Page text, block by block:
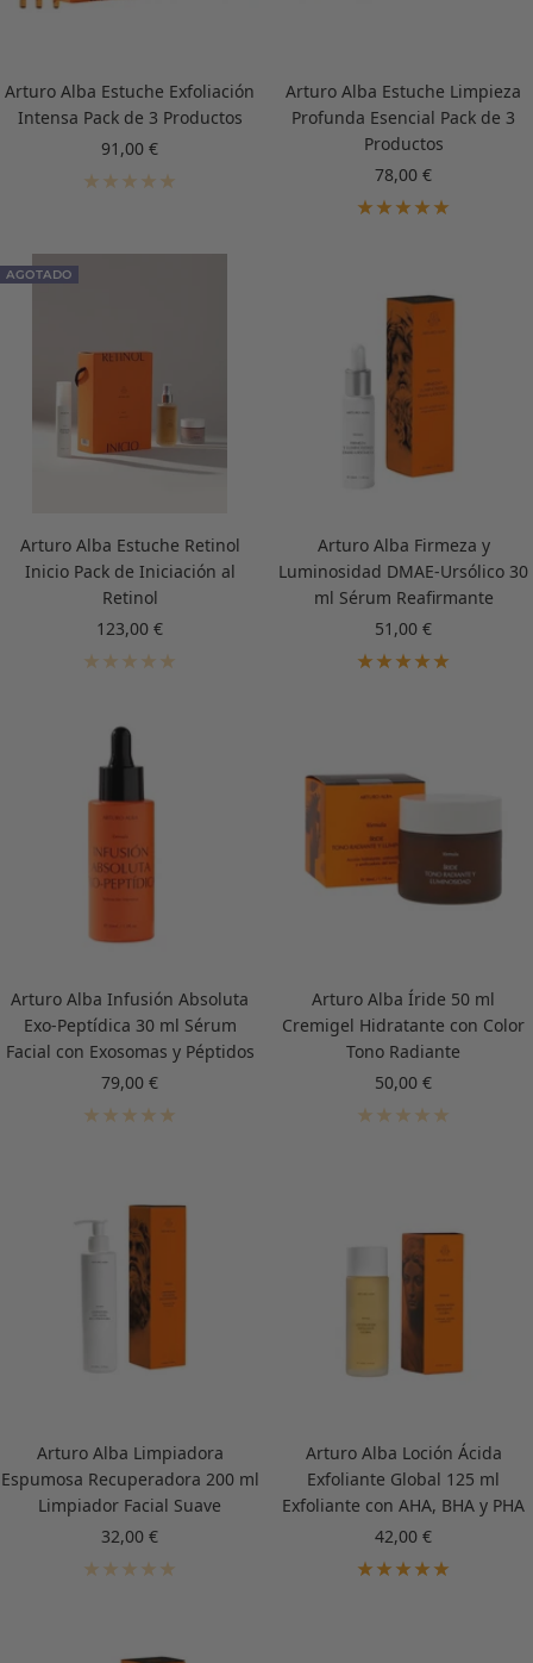
Arturo Alba Estuche Exfoliación
Intensa Pack de 3 Productos
Precio
de
91,00 €
Arturo Alba Estuche Limpieza
Profunda Esencial Pack de 3
Productos
Precio
de
78,00 €
AGOTADO
Arturo Alba Estuche Retinol
Inicio Pack de Iniciación al
Retinol
Precio
de
123,00 €
Arturo Alba Firmeza y
Luminosidad DMAE-Ursólico 30
ml Sérum Reafirmante
Precio
de
51,00 €
Arturo Alba Infusión Absoluta
Exo-Peptídica 30 ml Sérum
Facial con Exosomas y Péptidos
Precio
de
79,00 €
Arturo Alba Íride 50 ml
Cremigel Hidratante con Color
Tono Radiante
Precio
de
50,00 €
Arturo Alba Limpiadora
Espumosa Recuperadora 200 ml
Limpiador Facial Suave
Precio
de
32,00 €
Arturo Alba Loción Ácida
Exfoliante Global 125 ml
Exfoliante con AHA, BHA y PHA
Precio
de
42,00 €